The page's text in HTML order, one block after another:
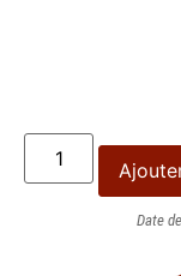
Date